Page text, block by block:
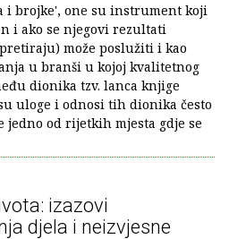
i brojke', one su instrument koji
i ako se njegovi rezultati
može poslužiti i kao
u branši u kojoj kvalitetnog
dionika tzv. lanca knjige
uloge i odnosi tih dionika često
od rijetkih mjesta gdje se
izazovi
djela i neizvjesne